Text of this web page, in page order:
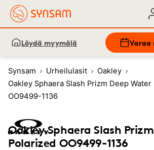
Löydä myymälä Varaa
Synsam Urheilulasit
Oakley
Oakley Sphaera Slash Prizm Deep Water
OO9499-1136
Oakley Sphaera Slash
Polarized OO9499-1136